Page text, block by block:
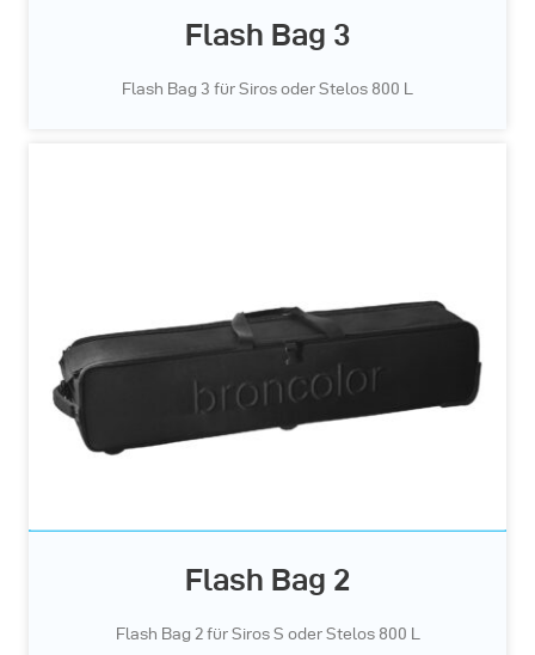
Flash Bag 3
Flash Bag 3 für Siros oder Stelos 800 L
Flash Bag 2
Flash Bag 2 für Siros S oder Stelos 800 L